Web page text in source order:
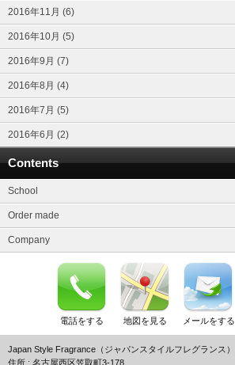
2016年11月 (6)
2016年10月 (5)
2016年9月 (7)
2016年8月 (4)
2016年7月 (5)
2016年6月 (2)
Contents
School
Order made
Company
電話をする 地図を見る メールをする
Japan Style Fragrance（ジャパンスタイルフレグランス）
住所 : 名古屋西区笠取町3-178